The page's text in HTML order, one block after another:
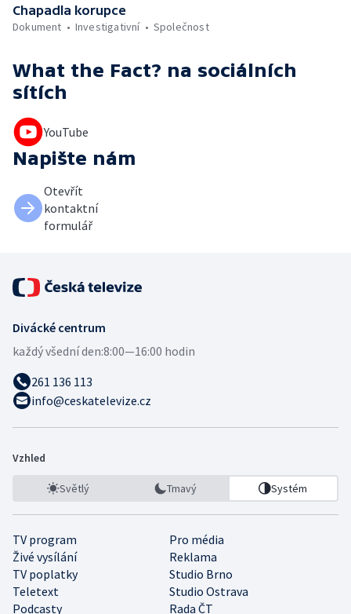
Chapadla korupce
Dokument
Investigativní Společnost
What the Fact? na sociálních
sítích
YouTube
Napište nám
Otevřít
kontaktní
formulář
Divácké centrum
každý všední den:8:00—16:00 hodin
261 136 113
info@ceskatelevize.cz
Vzhled
Světlý Tmavý Systém
TV program
Pro média
Živé vysílání
Reklama
TV poplatky
Studio Brno
Teletext
Studio Ostrava
Podcasty
Rada ČT